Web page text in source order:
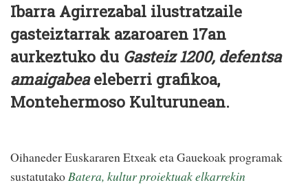
Ibarra Agirrezabal ilustratzaile
gasteiztarrak azaroaren 17an
aurkeztuko du Gasteiz 1200, defentsa
amaigabeaeleberri grafikoa,
Montehermoso Kulturunean.
Oihaneder Euskararen Etxeak eta Gauekoak programak
sustatutako Batera, kultur proiektuak elkarrekin